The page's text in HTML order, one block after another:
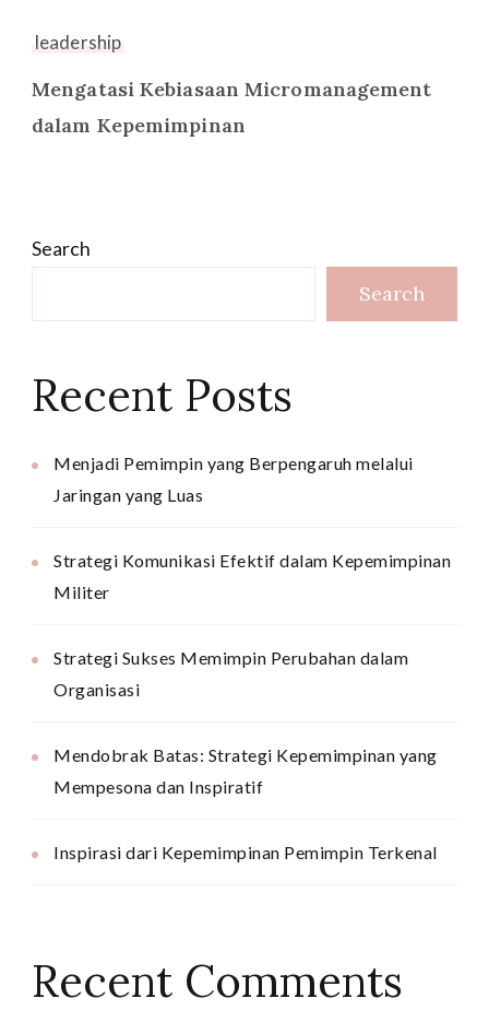
leadership
Mengatasi Kebiasaan Micromanagement
dalam Kepemimpinan
Search
Search
Recent Posts
Menjadi Pemimpin yang Berpengaruh melalui
Jaringan yang Luas
Strategi Komunikasi Efektif dalam Kepemimpinan
Militer
Strategi Sukses Memimpin Perubahan dalam
Organisasi
Mendobrak Batas: Strategi Kepemimpinan yang
Mempesona dan Inspiratif
Inspirasi dari Kepemimpinan Pemimpin Terkenal
Recent Comments